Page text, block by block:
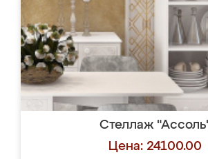
Стеллаж
Цена: 24100.00